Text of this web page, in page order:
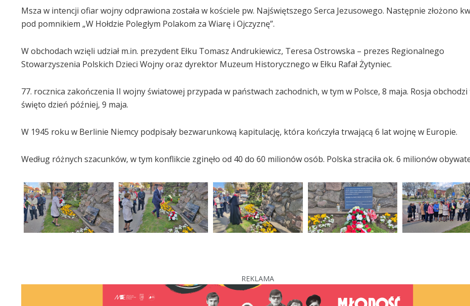
Msza w intencji ofiar wojny odprawiona została w kościele pw. Najświętszego Serca Jezusowego. Następnie złożono
pod pomnikiem „W Hołdzie Poległym Polakom za Wiarę i Ojczyznę”.
W obchodach wzięli udział m.in. prezydent Ełku Tomasz Andrukiewicz, Teresa Ostrowska – prezes Regionalnego
Stowarzyszenia Polskich Dzieci Wojny oraz dyrektor Muzeum Historycznego w Ełku Rafał Żytyniec.
77. rocznica zakończenia II wojny światowej przypada w państwach zachodnich, w tym w Polsce, 8 maja. Rosja obchodzi
święto dzień później, 9 maja.
W 1945 roku w Berlinie Niemcy podpisały bezwarunkową kapitulację, która kończyła trwającą 6 lat wojnę w Europie.
Według różnych szacunków, w tym konflikcie zginęło od 40 do 60 milionów osób. Polska straciła ok. 6 milionów
REKLAMA